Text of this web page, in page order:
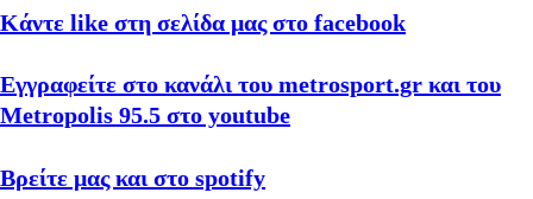
Κάντε like στη σελίδα μας στο facebook
Εγγραφείτε στο κανάλι του metrosport.gr και του
Metropolis 95.5 στο youtube
Βρείτε μας και στο spotify